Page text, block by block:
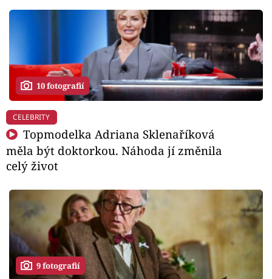
10 fotografií
CELEBRITY
Topmodelka Adriana Sklenaříková
měla být doktorkou. Náhoda jí změnila
celý život
9 fotografií